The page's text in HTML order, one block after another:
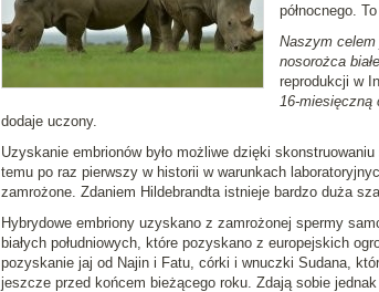
północnego.
Naszym celem
nosorożca
reprodukcji w
16-miesięczną
dodaje uczony.
Uzyskanie embrionów było możliwe dzięki
temu po raz pierwszy w historii w warunkach
zamrożone. Zdaniem Hildebrandta istnieje bardzo duża
Hybrydowe embriony uzyskano z zamrożonej spermy
białych południowych, które pozyskano z europejskich
pozyskanie jaj od Najin i Fatu, córki i wnuczki Sudana,
jeszcze przed końcem bieżącego roku. Zdają sobie